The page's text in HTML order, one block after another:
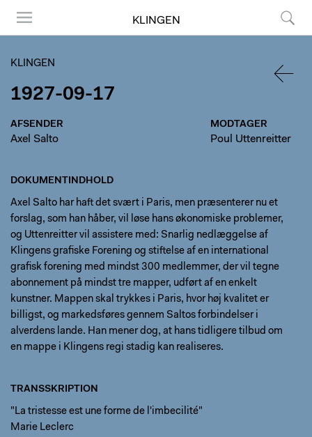
KLINGEN
KLINGEN
1927-09-17
AFSENDER
Axel Salto
MODTAGER
Poul Uttenreitter
DOKUMENTINDHOLD
Axel Salto har haft det svært i Paris, men præsenterer nu et
forslag, som han håber, vil løse hans økonomiske problemer,
og Uttenreitter vil assistere med: Snarlig nedlæggelse af
Klingens grafiske Forening og stiftelse af en international
grafisk forening med mindst 300 medlemmer, der vil tegne
abonnement på mindst tre mapper, udført af en enkelt
kunstner. Mappen skal trykkes i Paris, hvor høj kvalitet er
billigst, og markedsføres gennem Saltos forbindelser i
alverdens lande. Han mener dog, at hans tidligere tilbud om
en mappe i Klingens regi stadig kan realiseres.
TRANSSKRIPTION
"La tristesse est une forme de l'imbecilité"
Marie Leclerc